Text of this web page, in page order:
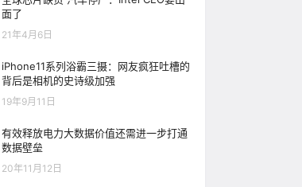
面了
21年4月6日
iPhone11系列浴霸三摄：网友疯狂吐槽的
背后是相机的史诗级加强
19年9月11日
有效释放电力大数据价值还需进一步打通
数据壁垒
20年11月12日